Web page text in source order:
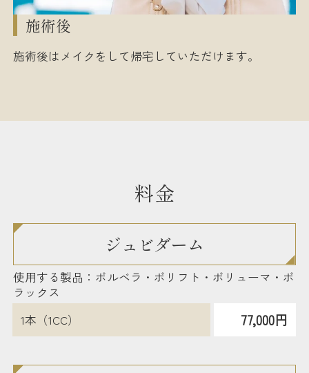
施術後
施術後はメイクをして帰宅していただけます。
料金
ジュビダーム
使用する製品：ボルベラ・ボリフト・ボリューマ・ボ
ラックス
1本（1CC）
77,000円